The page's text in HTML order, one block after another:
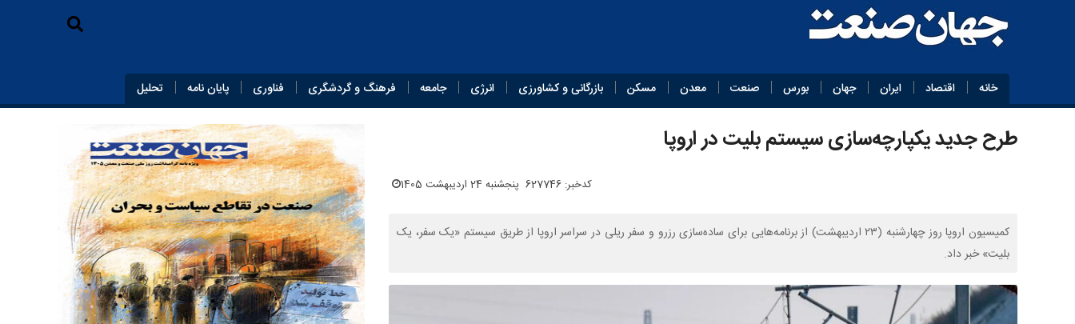
خانه اقتصاد ایران جهان بورس صنعت معدن مسکن بازرگانی و کشاورزی انرژی جامعه فرهنگ و گردشگری فناوری پایان‌ نامه تحلیل
طرح جدید یکپارچه‌سازی سیستم بلیت در اروپا
کدخبر: 627746 پنجشنبه 24 اردیبهشت 1405
کمیسیون اروپا روز چهارشنبه (۲۳ اردیبهشت) از برنامه‌هایی برای ساده‌سازی رزرو و سفر ریلی در سراسر اروپا از طریق سیستم «یک سفر، یک
بلیت» خبر داد.